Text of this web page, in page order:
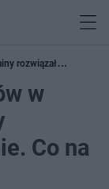
rozwiązał
w
Co na